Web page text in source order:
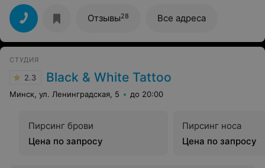
в салон и мне в этот момент в 9. 22 пишут что наша
запись отменена!! Это нормальное отношение к
клиенту?? Просто взять и отменить за 40 минут до
стрижки!! Никому не советую данный "салон".
Отзывы28 Все адреса
СТУДИЯ
2.3 Black & White Tattoo
Минск, ул. Ленинградская, 5 до 20:00
Пирсинг брови
Цена по запросу
Пирсинг носа
Цена по запросу